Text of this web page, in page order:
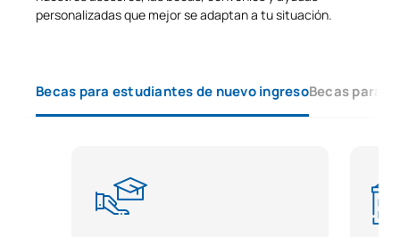
personalizadas que mejor se adaptan a tu situación.
Becas para estudiantes de nuevo ingresoBecas para